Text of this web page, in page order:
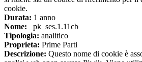
cookie.
Durata: 1 anno
Nome: _pk_ses.1.11cb
Tipologia: analitico
Proprieta: Prime Parti
Descrizione: Questo nome di cookie è